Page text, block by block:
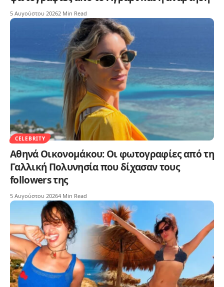
5 Αυγούστου 20262 Min Read
CELEBRITY
Αθηνά Οικονομάκου: Οι φωτογραφίες από τη
Γαλλική Πολυνησία που δίχασαν τους
followers της
5 Αυγούστου 20264 Min Read